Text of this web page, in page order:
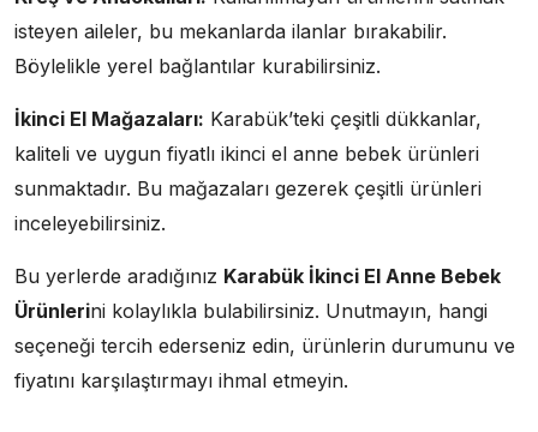
isteyen aileler, bu mekanlarda ilanlar bırakabilir.
Böylelikle yerel bağlantılar kurabilirsiniz.
İkinci El Mağazaları: Karabük’teki çeşitli dükkanlar,
kaliteli ve uygun fiyatlı ikinci el anne bebek ürünleri
sunmaktadır. Bu mağazaları gezerek çeşitli ürünleri
inceleyebilirsiniz.
Bu yerlerde aradığınız Karabük İkinci El Anne Bebek
Ürünlerini kolaylıkla bulabilirsiniz. Unutmayın, hangi
seçeneği tercih ederseniz edin, ürünlerin durumunu ve
fiyatını karşılaştırmayı ihmal etmeyin.